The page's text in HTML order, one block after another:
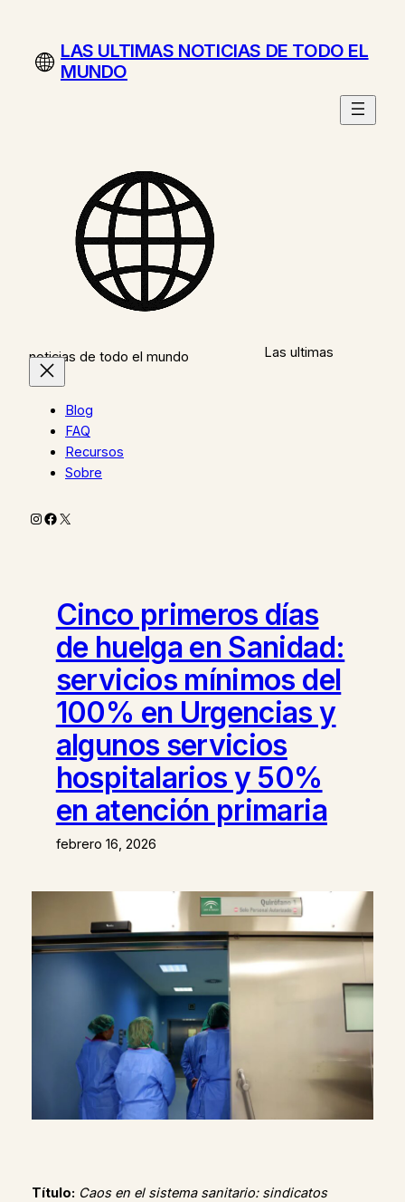
contenidoLAS ULTIMAS NOTICIAS DE TODO EL
MUNDO
Las ultimas
noticias de todo el mundo
Blog
FAQ
Recursos
Sobre
Instagram
Facebook
X
Cinco primeros días
de huelga en Sanidad:
servicios mínimos del
100% en Urgencias y
algunos servicios
hospitalarios y 50%
en atención primaria
febrero 16, 2026
Título: Caos en el sistema sanitario: sindicatos